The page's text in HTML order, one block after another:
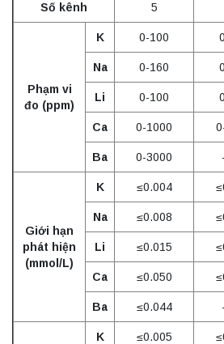
Số kênh 5
Phạm vi
đo (ppm)
K 0-100
Na 0-160
Li 0-100
Ca 0-1000
Ba 0-3000
Giới hạn
phát hiện
(mmol/L)
K ≤0.004
Na ≤0.008
Li ≤0.015
Ca ≤0.050
Ba ≤0.044
K ≤0.005